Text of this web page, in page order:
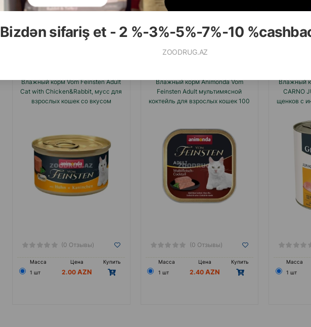
Bizdən sifariş et - 2 %-3%-5%-7%-10
ZOODRUG.AZ
Масса Цена
Купить
Масса Цена
Купить
Масса
Влажный корм Vom Feinsten Adult
Cat with Chicken&Rabbit, мусс для
взрослых кошек со вкусом
(0 Отзывы)
Масса Цена
Купить
1 шт
2.00
Влажный корм Animonda Vom
Feinsten Adult мультимясной
коктейль для взрослых кошек 100
(0 Отзывы)
Масса Цена
Купить
1 шт
2.40
Влажный
CARNO
щенков с
Масса
1 шт